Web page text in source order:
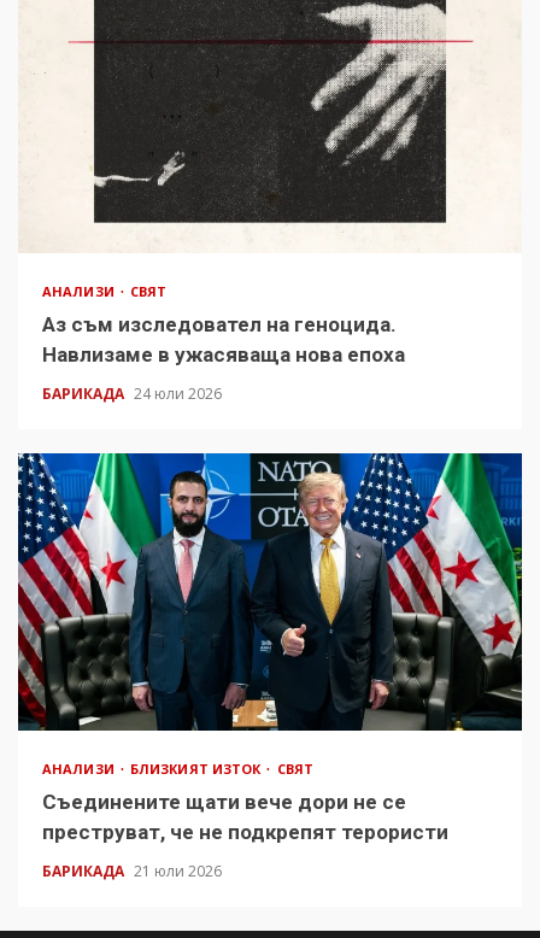
АНАЛИЗИ СВЯТ
Аз съм изследовател на геноцида.
Навлизаме в ужасяваща нова епоха
БАРИКАДА 24 юли 2026
АНАЛИЗИ БЛИЗКИЯТ ИЗТОК СВЯТ
Съединените щати вече дори не се
преструват, че не подкрепят терористи
БАРИКАДА 21 юли 2026